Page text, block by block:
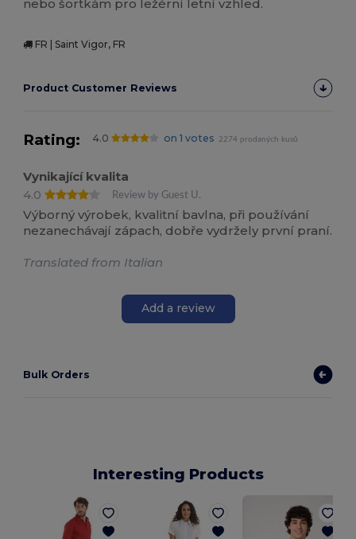
nebo šortkám pro ležérní letní vzhled.
FR | Saint Vigor, FR
Product Customer Reviews
Rating: 4.0 on 1 votes 2274 prodaných kusů
Vynikající kvalita
4.0
Review by Guest U.
Výborný výrobek, kvalitní bavlna, při používání
nezanechávají zápach, dobře vydržely první praní.
Translated from Italian
Add a review
Bulk Orders
Interesting Products